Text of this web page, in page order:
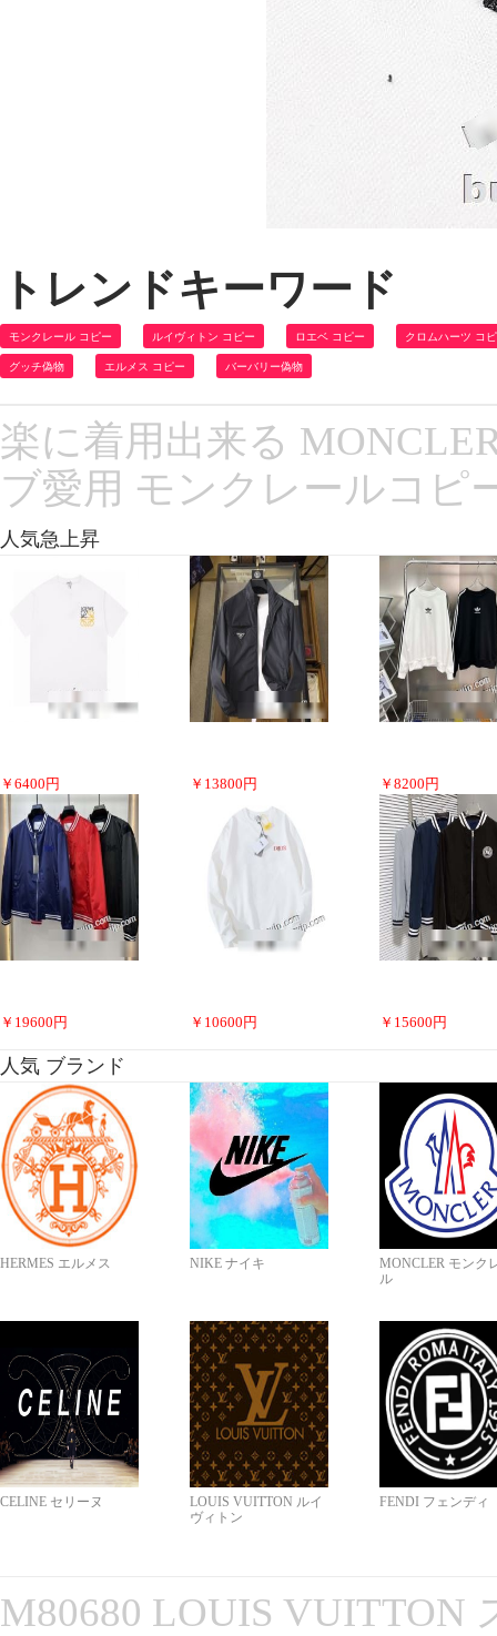
トレンドキーワード
モンクレール コピー ルイヴィトン コピー ロエベ コピー クロムハーツ コ
グッチ偽物 エルメス コピー バーバリー偽物
楽に着用出来る
ブ愛用 モンクレールコピ
人気急上昇
￥ 6400 円 ￥ 13800 円 ￥ 8200 円
￥ 19600 円 ￥ 10600 円 ￥ 15600 円
人気 ブランド
HERMES エルメス NIKE ナイキ
MONCLER モンク
ル
CELINE セリーヌ
LOUIS VUITTON ルイ
ヴィトン
FENDI フェンディ
M80680 LOUIS VUITTON